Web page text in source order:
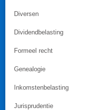
Diversen
Dividendbelasting
Formeel recht
Genealogie
Inkomstenbelasting
Jurisprudentie